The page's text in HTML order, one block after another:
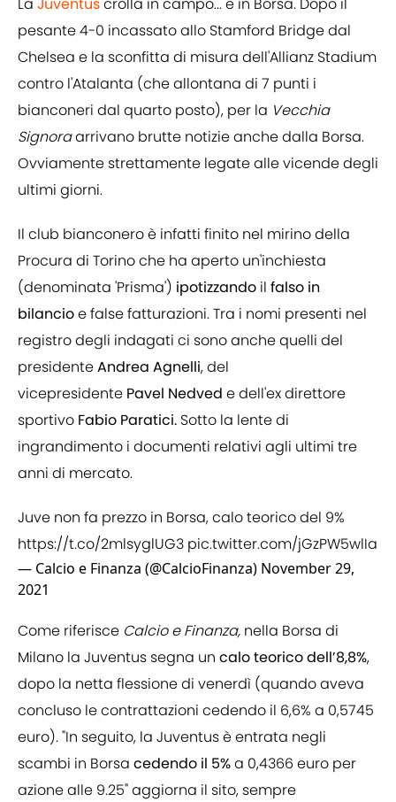
pesante 4-0 incassato allo Stamford Bridge dal
Chelsea e la sconfitta di misura dell'Allianz Stadium
contro l'Atalanta (che allontana di 7 punti i
bianconeri dal quarto posto), per la Vecchia
Signoraarrivano brutte notizie anche dalla Borsa.
Ovviamente strettamente legate alle vicende degli
ultimi giorni.
Il club bianconero è infatti finito nel mirino della
Procura di Torino che ha aperto un'inchiesta
(denominata 'Prisma') ipotizzando il falso in
bilancioe false fatturazioni. Tra i nomi presenti nel
registro degli indagati ci sono anche quelli del
presidenteAndrea Agnelli, del
vicepresidente Pavel Nedved e dell'ex direttore
sportivo Fabio Paratici. Sotto la lente di
ingrandimento i documenti relativi agli ultimi tre
anni di mercato.
Juve non fa prezzo in Borsa, calo teorico del 9%
https://t.co/2mlsyglUG3 pic.twitter.com/jGzPW5wlIa
— Calcio e Finanza (@CalcioFinanza) November 29,
2021
Come riferisce Calcio e Finanza, nella Borsa di
Milano la Juventus segna un calo teorico dell’8,8%,
dopo la netta flessione di venerdì (quando aveva
concluso le contrattazioni cedendo il 6,6% a 0,5745
euro). "In seguito, la Juventus è entrata negli
scambi in Borsa cedendo il 5%a 0,4366 euro per
azione alle 9.25" aggiorna il sito, sempre